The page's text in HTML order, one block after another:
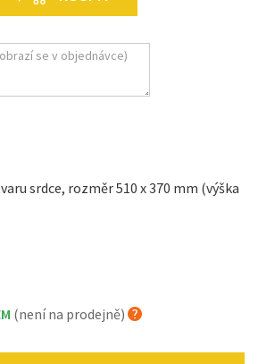
srdce, rozměr 510 x 370 mm (výška
(není na prodejně)